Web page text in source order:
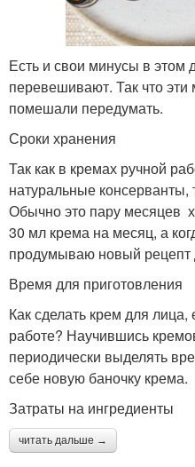
Есть и свои минусы в
перевешивают. Так что
помешали передумать.
Сроки хранения
Так как в кремах ручной
натуральные консерванты,
Обычно это пару месяцев
30 мл крема на месяц, а
продумываю новый рецепт
Время для приготовления
Как сделать крем для
работе? Научившись
периодически выделять
себе новую баночку крема.
Затраты на ингредиенты
читать дальше →